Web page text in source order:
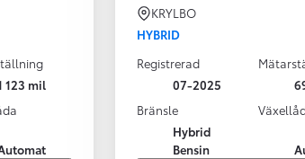
123 mil
KRYLBO
HYBRID
Registrerad
07-2025
Bränsle
Hybrid
Bensin